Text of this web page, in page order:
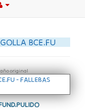
BCE.FU
original